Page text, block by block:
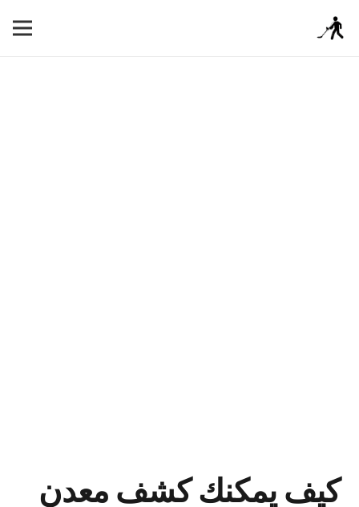
كيف يمكنك كشف معدن